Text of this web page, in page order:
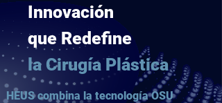
Innovación
que Redefine
la Cirugía Plástica
HEUS combina la tecnología OSU